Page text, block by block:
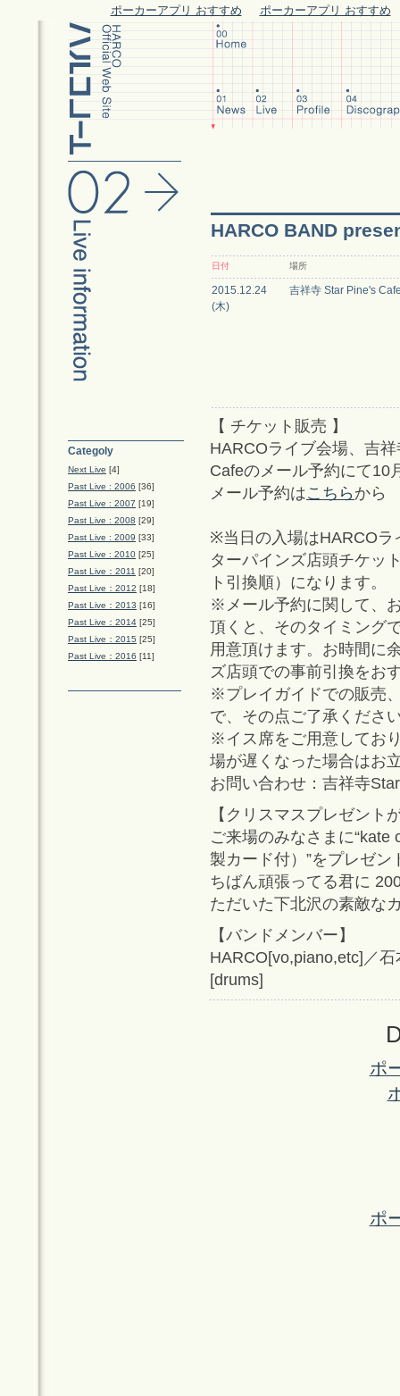
ポーカーアプリ おすすめ ポーカーアプリ おすすめ
Categoly
Next Live [4]
Past Live : 2006 [36]
Past Live : 2007 [19]
Past Live : 2008 [29]
Past Live : 2009 [33]
Past Live : 2010 [25]
Past Live：2011 [20]
Past Live：2012 [18]
Past Live：2013 [16]
Past Live：2014 [25]
Past Live：2015 [25]
Past Live：2016 [11]
HARCO BAND
日付 場所
2015.12.24
(木)
吉祥寺 Star Pine's
【 チケット販売 】
HARCOライブ会場、吉
Cafeのメール予約にて10
メール予約はこちらから
※当日の入場はHARCO
ターパインズ店頭チケッ
ト引換順）になります。
※メール予約に関して、
頂くと、そのタイミング
用意頂けます。お時間に
ズ店頭での事前引換をお
※プレイガイドでの販売
で、その点ご了承くださ
※イス席をご用意してお
場が遅くなった場合はお
お問い合わせ：吉祥寺
【クリスマスプレゼント
ご来場のみなさまに
製カード付）”をプレゼ
ちばん頑張ってる君に
ただいた下北沢の素敵な
【バンドメンバー】
HARCO[vo,piano,etc]／
[drums]
ポ
ポ